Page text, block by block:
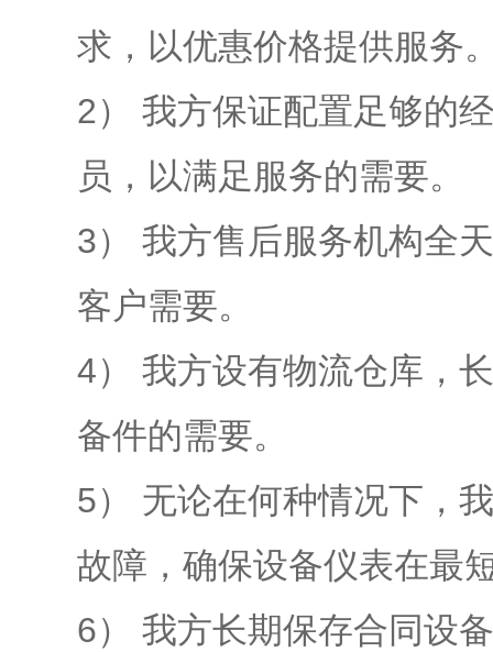
求，以优惠价格提供服务
2）
我方保证配置足够的
员，以满足服务的需要。
3）
我方售后服务机构全
客户需要。
4）
我方设有物流仓库，
备件的需要。
5）
无论在何种情况下，
故障，确保设备仪表在最
6）
我方长期保存合同设